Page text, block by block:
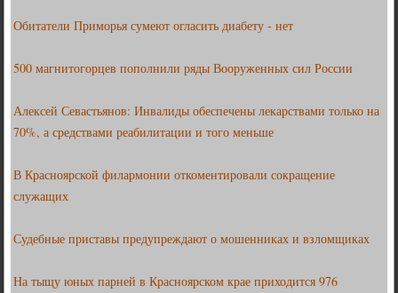
Обитатели Приморья сумеют огласить диабету - нет
500 магнитогорцев пополнили ряды Вооруженных сил России
Алексей Севастьянов: Инвалиды обеспечены лекарствами только на
70%, а средствами реабилитации и того меньше
В Красноярской филармонии откоментировали сокращение
служащих
Судебные приставы предупреждают о мошенниках и взломщиках
На тыщу юных парней в Красноярском крае приходится 976